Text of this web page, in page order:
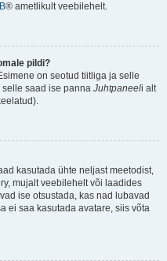
® ametlikult veebilehelt.
pildi?
on seotud tiitliga ja selle
selle saad ise panna Juhtpaneeli alt
kasutada ühte neljast meetodist,
mujalt veebilehelt või laadides
ise otsustada, kas nad lubavad
ei saa kasutada avatare, siis võta